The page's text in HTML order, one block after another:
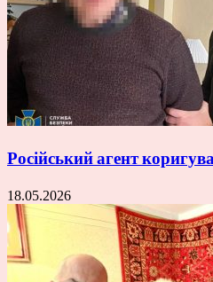
Російський агент
18.05.2026